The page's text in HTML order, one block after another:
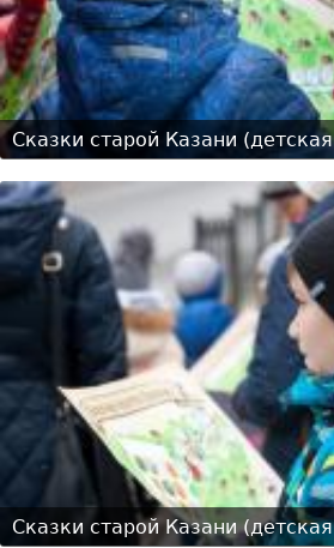
Сказки старой Казани
Сказки старой Казани